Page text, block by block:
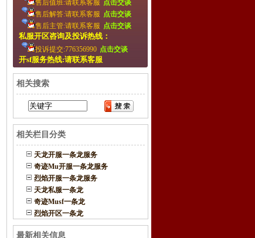
售后值班:请联系客服 点击交谈
售后解答:请联系客服 点击交谈
售后主管:请联系客服 点击交谈
私服开区咨询及投诉热线：
投诉提交:776356990 点击交谈
开sf服务热线:请联系客服
相关搜索
相关栏目分类
天龙开服一条龙服务
奇迹Mu开服一条龙服务
烈焰开服一条龙服务
天龙私服一条龙
奇迹Musf一条龙
烈焰开区一条龙
最新相关信息